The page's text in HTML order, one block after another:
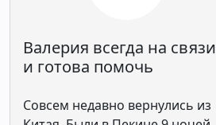
Валерия всегда на связи
и готова помочь
Совсем недавно вернулись из